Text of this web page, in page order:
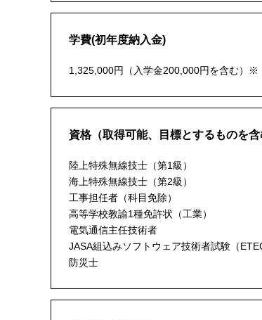
学費(初年度納入金)
1,325,000円（入学金200,000円を含む）※
資格（取得可能、目標とするものを含
陸上特殊無線技士（第1級）
海上特殊無線技士（第2級）
工事担任者（科目免除）
高等学校教諭1種免許状（工業）
電気通信主任技術者
JASA組込みソフトウェア技術者試験（
防災士